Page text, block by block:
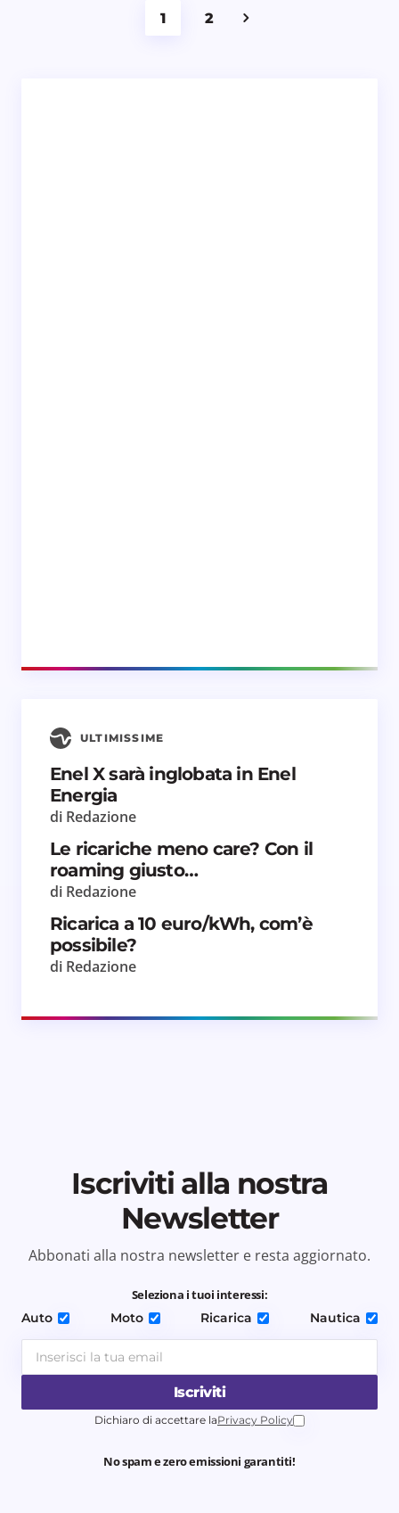
1 2
ULTIMISSIME
Enel X sarà inglobata in Enel
Energia
di Redazione
Le ricariche meno care? Con il
roaming giusto…
di Redazione
Ricarica a 10 euro/kWh, com’è
possibile?
di Redazione
Iscriviti alla nostra
Newsletter
Abbonati alla nostra newsletter e resta aggiornato.
Seleziona i tuoi interessi:
Auto
Moto Ricarica Nautica
Iscriviti
Dichiaro di accettare laPrivacy Policy
No spam e zero emissioni garantiti!